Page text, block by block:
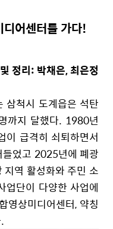
어센터를 가다!
정리: 박채은, 최은정
삼척시 도계읍은 석탄
까지 달했다. 1980년
이 급격히 쇠퇴하면서
었고 2025년에 폐광
역 활성화와 주민 소
업단이 다양한 사업에
영상미디어센터, 약칭